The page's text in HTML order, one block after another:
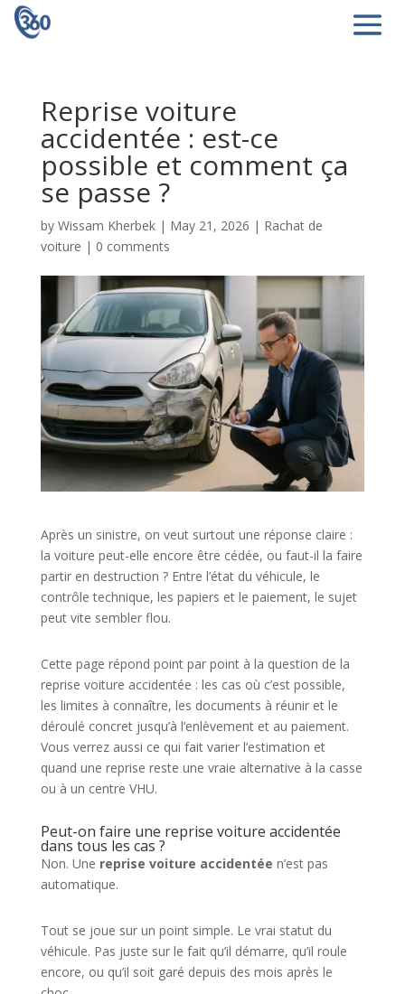
Reprise voiture
accidentée : est-ce
possible et comment ça
se passe ?
by Wissam Kherbek| May 21, 2026 | Rachat de
voiture | 0 comments
Après un sinistre, on veut surtout une réponse claire :
la voiture peut-elle encore être cédée, ou faut-il la faire
partir en destruction ? Entre l’état du véhicule, le
contrôle technique, les papiers et le paiement, le sujet
peut vite sembler flou.
Cette page répond point par point à la question de la
reprise voiture accidentée : les cas où c’est possible,
les limites à connaître, les documents à réunir et le
déroulé concret jusqu’à l’enlèvement et au paiement.
Vous verrez aussi ce qui fait varier l’estimation et
quand une reprise reste une vraie alternative à la casse
ou à un centre VHU.
Peut-on faire une reprise voiture accidentée
dans tous les cas ?
Non. Une reprise voiture accidentée n’est pas
automatique.
Tout se joue sur un point simple. Le vrai statut du
véhicule. Pas juste sur le fait qu’il démarre, qu’il roule
encore, ou qu’il soit garé depuis des mois après le